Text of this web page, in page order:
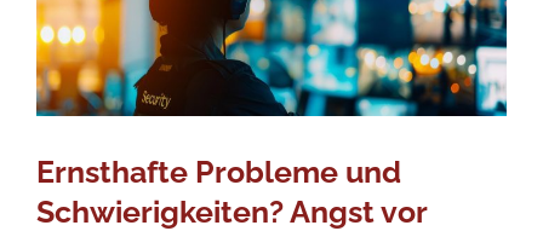
Ernsthafte Probleme und
Schwierigkeiten? Angst vor